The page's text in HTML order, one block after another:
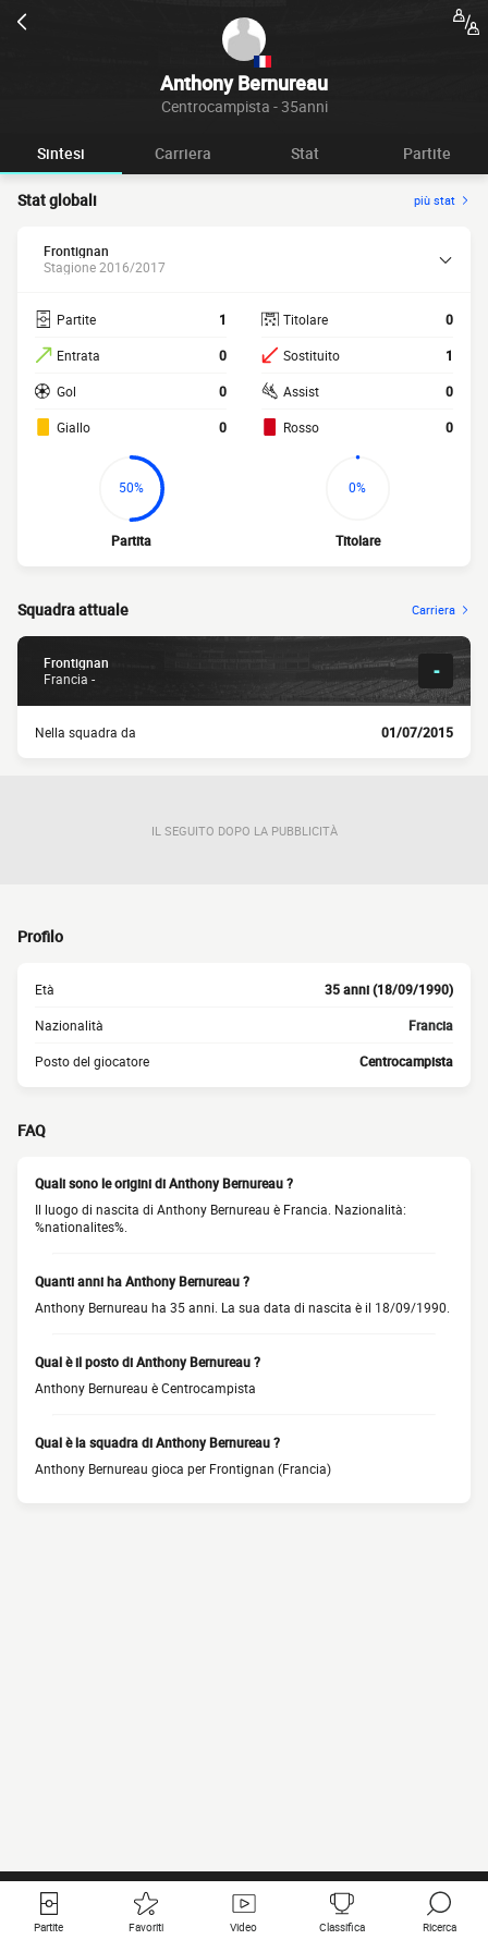
Anthony Bernureau
Centrocampista - 35anni
Sintesi Carriera Stat Partite
Stat globali più stat
Frontignan
Stagione 2016/2017
Partite 1
Entrata 0
Gol 0
Giallo 0
Titolare 0
Sostituito 1
Assist 0
Rosso 0
50%
Partita
0%
Titolare
Squadra attuale Carriera
Frontignan
Francia -
-
Nella squadra da 01/07/2015
IL SEGUITO DOPO LA PUBBLICITÀ
Profilo
Età 35 anni (18/09/1990)
Nazionalità Francia
Posto del giocatore Centrocampista
FAQ
Quali sono le origini di Anthony Bernureau ?
Il luogo di nascita di Anthony Bernureau è Francia. Nazionalità:
%nationalites%.
Quanti anni ha Anthony Bernureau ?
Anthony Bernureau ha 35 anni. La sua data di nascita è il 18/09/1990.
Qual è il posto di Anthony Bernureau ?
Anthony Bernureau è Centrocampista
Qual è la squadra di Anthony Bernureau ?
Anthony Bernureau gioca per Frontignan (Francia)
Partite Favoriti Video Classifica Ricerca